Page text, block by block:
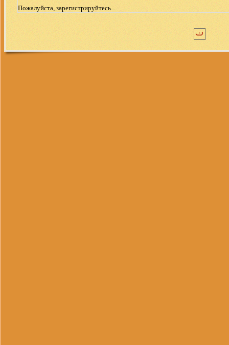
Пожалуйста, зарегистрируйтесь...